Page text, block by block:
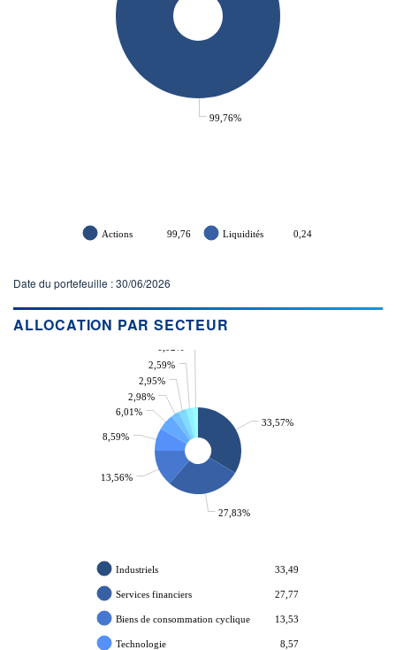
99,76%
Actions 99,76 Liquidités 0,24
Date du portefeuille : 30/06/2026
ALLOCATION PAR SECTEUR
33,57%
27,83%
13,56%
8,59%
6,01%
2,98%
2,95%
2,59%
Industriels 33,49
Services financiers 27,77
Biens de consommation cyclique 13,53
Technologie 8,57